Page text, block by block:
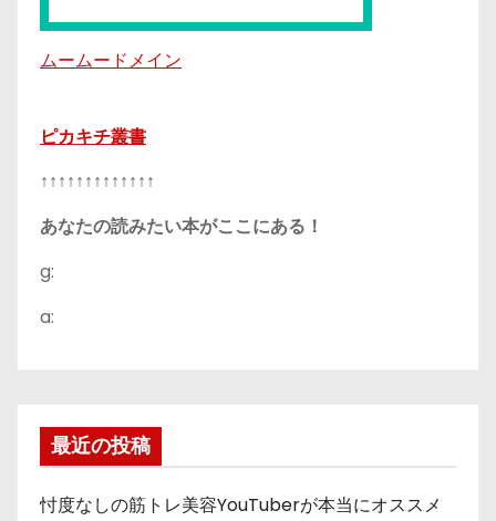
ムームードメイン
ピカキチ叢書
↑↑↑↑↑↑↑↑↑↑↑↑↑
あなたの読みたい本がここにある！
g:
a:
最近の投稿
忖度なしの筋トレ美容YouTuberが本当にオススメ